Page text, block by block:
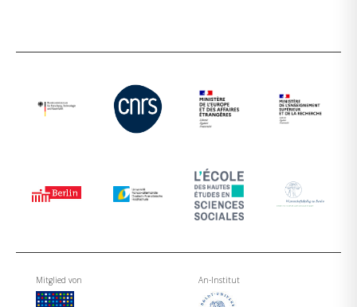
Mitglied von An-Institut